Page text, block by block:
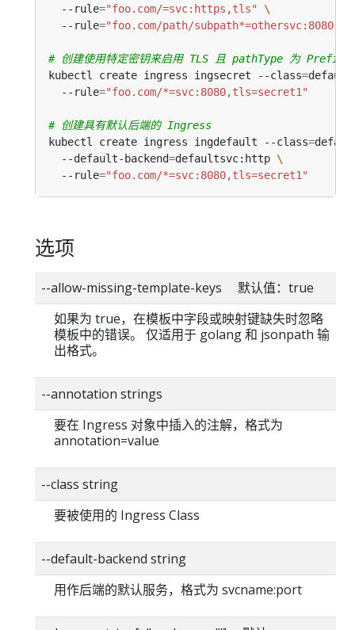
  --rule
="foo.com/=svc:https,tls"
  --rule
="foo.com/path/subpath*=othersvc:8080"
# 创建使用特定密钥来启用 TLS 且 pathType 为 Prefix
kubectl create ingress ingsecret --class=
  --rule
="foo.com/*=svc:8080,tls=secret1"
# 创建具有默认后端的 Ingress
kubectl create ingress ingdefault --class=
  --default-backend
=defaultsvc:http
  --rule
="foo.com/*=svc:8080,tls=secret1"
选项
--allow-missing-template-keys 默认值：true
如果为 true，在模板中字段或映射键缺失时忽略
模板中的错误。 仅适用于 golang 和 jsonpath 输
出格式。
--annotation strings
要在 Ingress 对象中插入的注解，格式为
annotation=value
--class string
要被使用的 Ingress Class
--default-backend string
用作后端的默认服务，格式为 svcname:port